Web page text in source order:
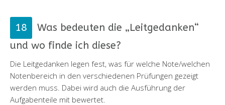
Was bedeuten die „Leitgedanken“
und wo finde ich diese?
Die Leitgedanken legen fest, was für welche Note/welchen
Notenbereich in den verschiedenen Prüfungen gezeigt
werden muss. Dabei wird auch die Ausführung der
Aufgabenteile mit bewertet.